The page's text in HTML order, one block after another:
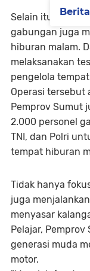
Selain itu, Satpol
gabungan juga
hiburan malam.
melaksanakan
pengelola
Operasi tersebut
Pemprov Sumut
2.000 personel
TNI, dan Polri
tempat hiburan
Tidak hanya
juga
menyasar
Pelajar,
generasi muda
motor.